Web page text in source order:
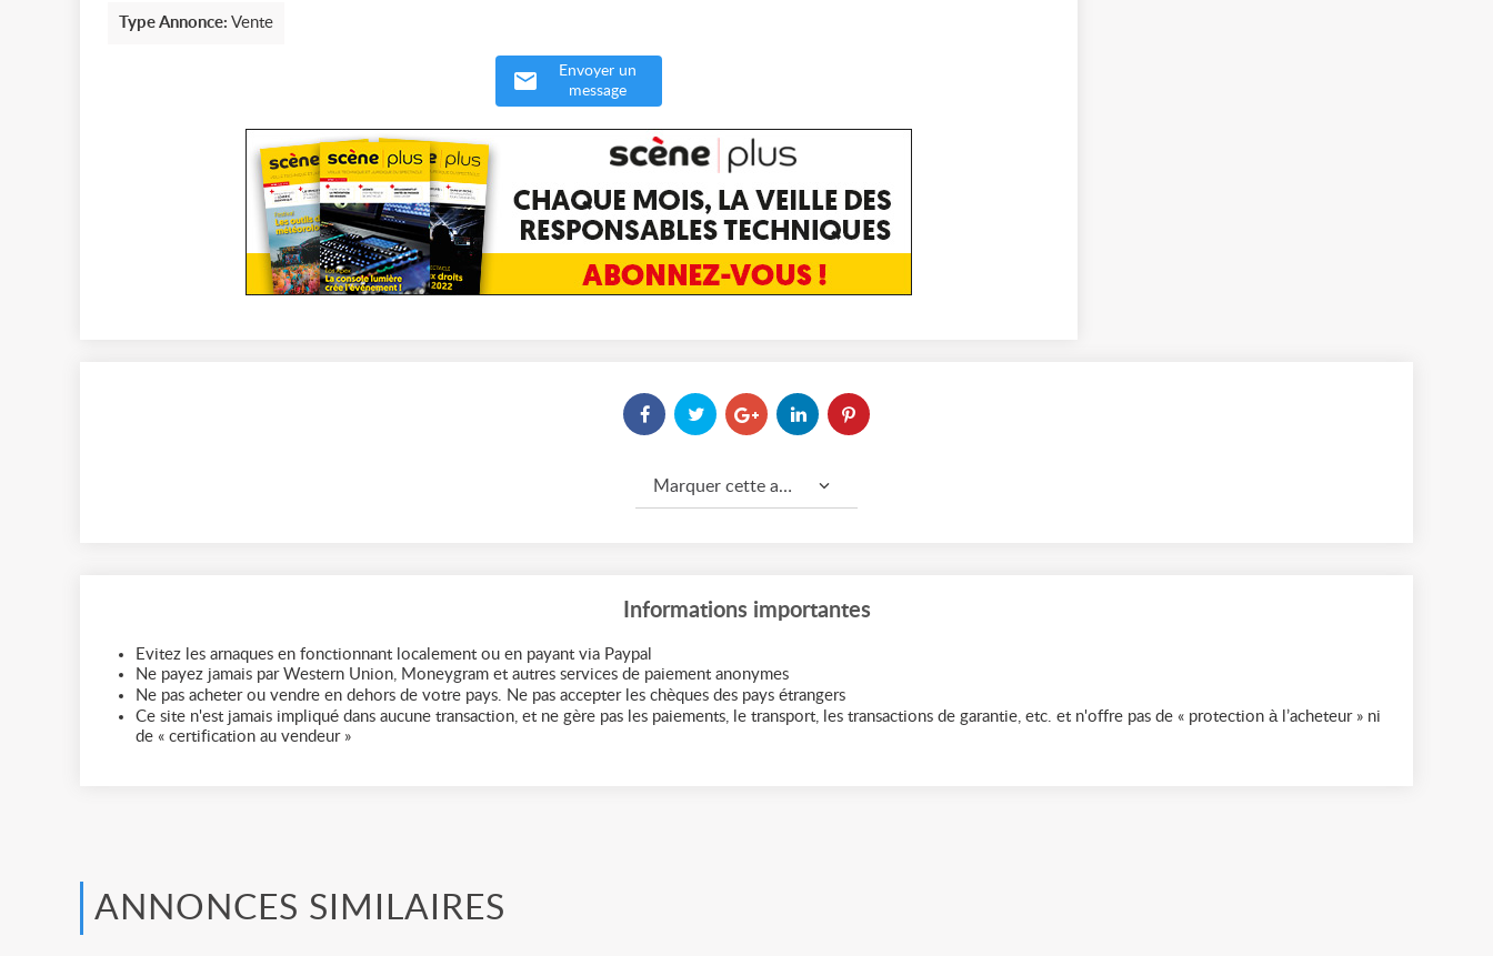
Type Annonce: Vente
Envoyer un
message
Marquer cette annonce comme...
Informations importantes
Evitez les arnaques en fonctionnant localement ou en payant via Paypal
Ne payez jamais par Western Union, Moneygram et autres services de paiement anonymes
Ne pas acheter ou vendre en dehors de votre pays. Ne pas accepter les chèques des pays étrangers
Ce site n'est jamais impliqué dans aucune transaction, et ne gère pas les paiements, le transport, les transactions de garantie, etc. et n'offre pas de « protection à l’acheteur » ni
de « certification au vendeur »
ANNONCES SIMILAIRES